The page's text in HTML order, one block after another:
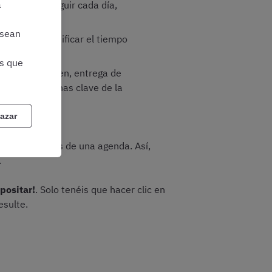
conseguir cada día,
Planificar el tiempo
de examen, entrega de
las fechas clave de la
semanales de una agenda. Así,
. Solo tenéis que hacer clic en
que